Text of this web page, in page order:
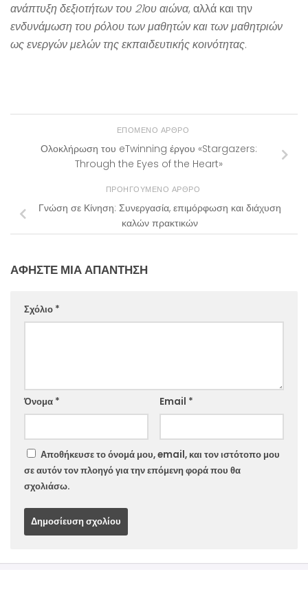
ανάπτυξη δεξιοτήτων του 21ου αιώνα, αλλά και την
ενδυνάμωση του ρόλου των μαθητών και των μαθητριών
ως ενεργών μελών της εκπαιδευτικής κοινότητας.
ΕΠΌΜΕΝΟ ΆΡΘΡΟ
Ολοκλήρωση του eTwinning έργου «Stargazers:
Through the Eyes of the Heart»
ΠΡΟΗΓΟΎΜΕΝΟ ΆΡΘΡΟ
Γνώση σε Κίνηση: Συνεργασία, επιμόρφωση και διάχυση
καλών πρακτικών
ΑΦΉΣΤΕ ΜΙΑ ΑΠΆΝΤΗΣΗ
Σχόλιο *
Όνομα * Email *
Website
Αποθήκευσε το όνομά μου, email, και τον ιστότοπο μου
σε αυτόν τον πλοηγό για την επόμενη φορά που θα
σχολιάσω.